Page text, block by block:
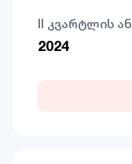
II კვარტლის
2024